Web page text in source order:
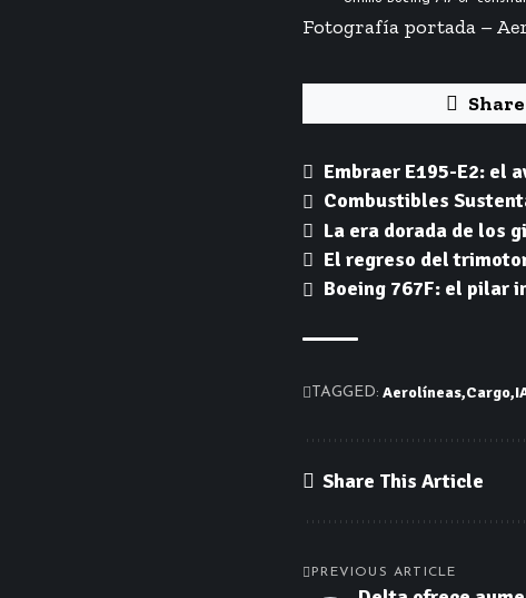
Fotografía portada –
Share
Embraer E195-E2: el
Combustibles
La era dorada de los
El regreso del
Boeing 767F: el pilar
TAGGED: Aerolíneas Cargo
Share This Article
PREVIOUS ARTICLE